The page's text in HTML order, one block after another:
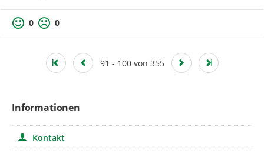
0 0
91 - 100 von 355
Informationen
Kontakt